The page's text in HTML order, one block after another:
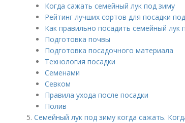
Когда сажать семейный лук под зиму
Рейтинг лучших сортов для посадки
Как правильно посадить семейный лук
Подготовка почвы
Подготовка посадочного материала
Технология посадки
Семенами
Севком
Правила ухода после посадки
Полив
Семейный лук под зиму когда сажать.